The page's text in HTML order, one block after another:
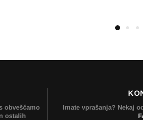
obveščamo
ostalih
Imate vprašanja? Nekaj